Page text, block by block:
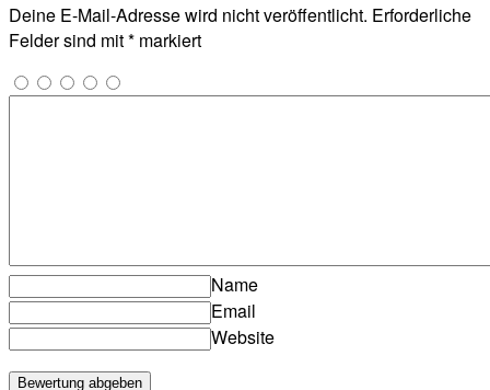
Deine E-Mail-Adresse wird nicht veröffentlicht. Erforderliche
Felder sind mit* markiert
Name
Email
Website